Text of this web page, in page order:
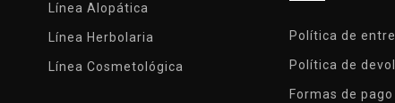
Línea Alopática
Línea Herbolaria
Línea Cosmetológica
Política de
Política de
Formas de pago